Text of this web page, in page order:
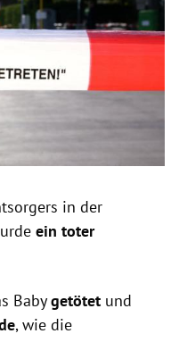
in der
ein toter
Babygetötet und
, wie die